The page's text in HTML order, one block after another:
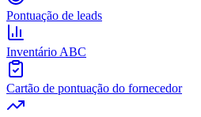
Pontuação de leads
Inventário ABC
Cartão de pontuação do fornecedor